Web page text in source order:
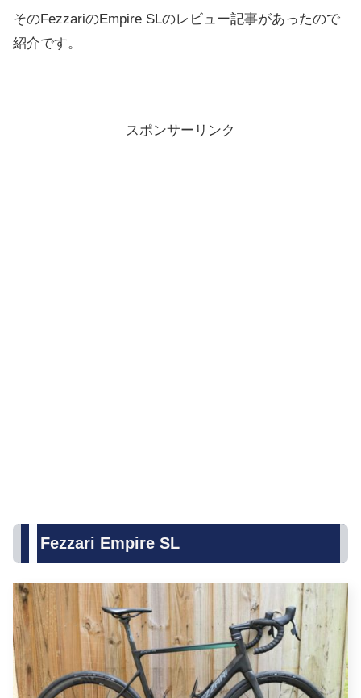
そのFezzariのEmpire SLのレビュー記事があったので
紹介です。
スポンサーリンク
Fezzari Empire SL